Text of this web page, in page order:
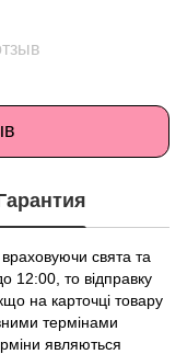
свята та
12:00, то відправку
на карточці товару
термінами
являються